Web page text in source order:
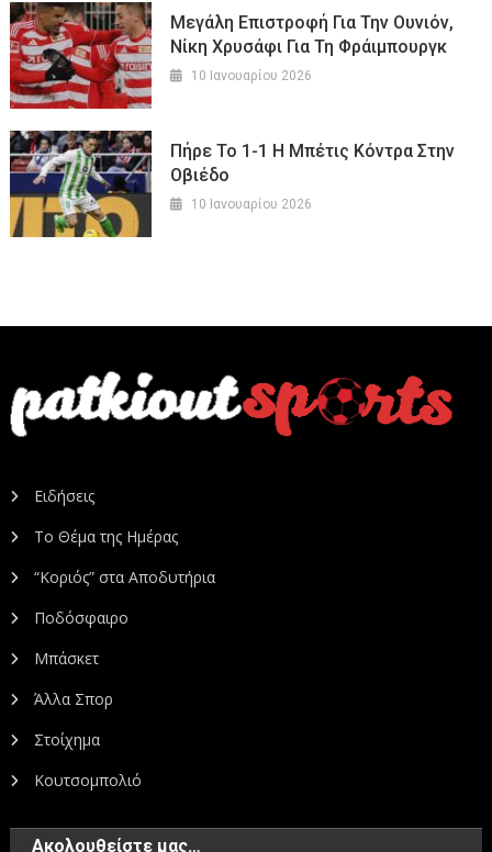
Μεγάλη Επιστροφή Για Την Ουνιόν,
Νίκη Χρυσάφι Για Τη Φράιμπουργκ
10 Ιανουαρίου 2026
Πήρε Το 1-1 Η Μπέτις Κόντρα Στην
Οβιέδο
10 Ιανουαρίου 2026
Ειδήσεις
Το Θέμα της Ημέρας
“Κοριός” στα Αποδυτήρια
Ποδόσφαιρο
Μπάσκετ
Άλλα Σπορ
Στοίχημα
Κουτσομπολιό
Ακολουθείστε μας…